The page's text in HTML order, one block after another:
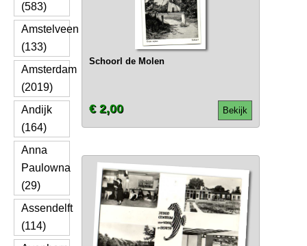
(583)
Amstelveen
(133)
Amsterdam
(2019)
Andijk
(164)
Anna
Paulowna
(29)
Assendelft
(114)
Schoorl de Molen
Bekijk
€ 2,00